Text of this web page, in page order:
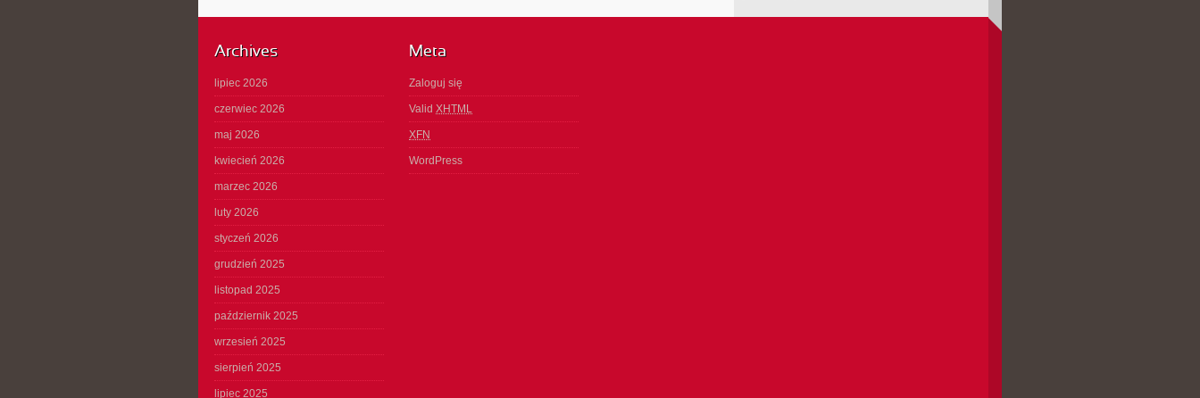
Archives
lipiec 2026
czerwiec 2026
maj 2026
kwiecień 2026
marzec 2026
luty 2026
styczeń 2026
grudzień 2025
listopad 2025
październik 2025
wrzesień 2025
sierpień 2025
lipiec 2025
Meta
Zaloguj się
Valid XHTML
XFN
WordPress